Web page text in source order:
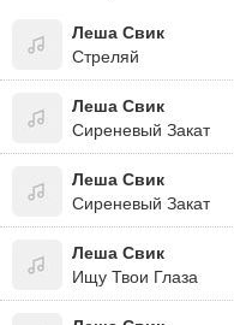
Леша Свик
Стреляй
Леша Свик
Сиреневый Закат
Леша Свик
Сиреневый Закат
Леша Свик
Ищу Твои Глаза